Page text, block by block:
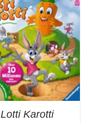
Lotti Karotti